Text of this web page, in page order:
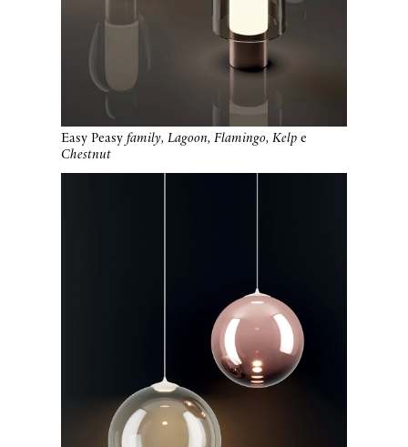
Easy Peasyfamily, Lagoon, Flamingo, Kelpe
Chestnut